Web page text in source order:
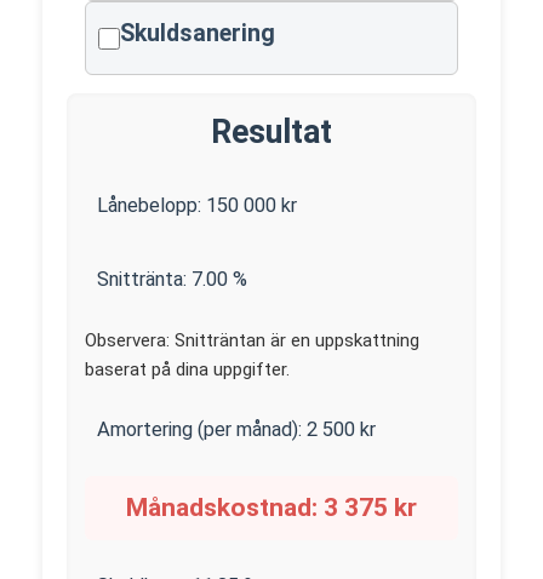
Skuldsanering
Resultat
Lånebelopp: 150 000 kr
Snittränta: 7.00 %
Observera: Snitträntan är en uppskattning
baserat på dina uppgifter.
Amortering (per månad): 2 500 kr
Månadskostnad: 3 375 kr